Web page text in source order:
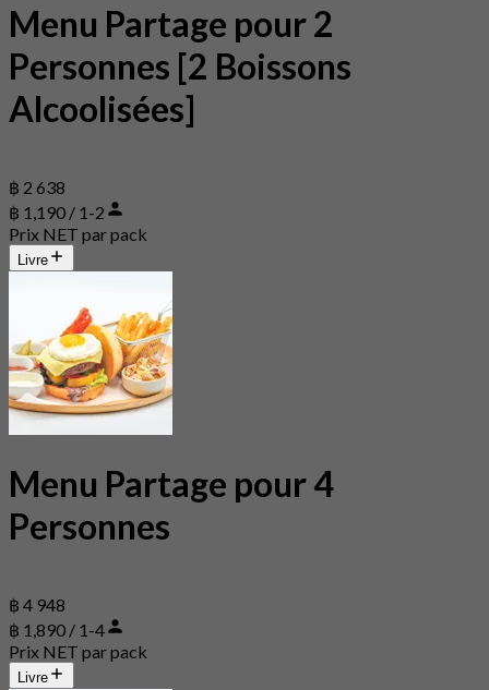
Menu Partage pour 2
Personnes [2 Boissons
Alcoolisées]
฿ 2 638
฿ 1,190 / 1-2
Prix NET par pack
Livre
Menu Partage pour 4
Personnes
฿ 4 948
฿ 1,890 / 1-4
Prix NET par pack
Livre